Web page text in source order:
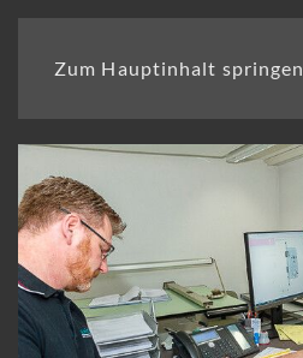
Zum Hauptinhalt springen